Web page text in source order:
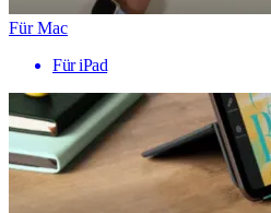
Für Mac
Für iPad